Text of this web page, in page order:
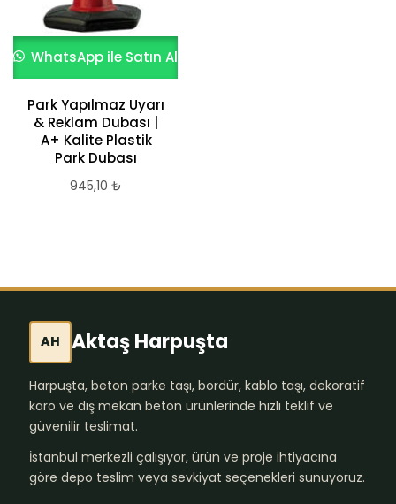
WhatsApp ile Satın Al
Park Yapılmaz Uyarı
& Reklam Dubası |
A+ Kalite Plastik
Park Dubası
945,10 ₺
AH Aktaş Harpuşta
Harpuşta, beton parke taşı, bordür, kablo taşı, dekoratif
karo ve dış mekan beton ürünlerinde hızlı teklif ve
güvenilir teslimat.
İstanbul merkezli çalışıyor, ürün ve proje ihtiyacına
göre depo teslim veya sevkiyat seçenekleri sunuyoruz.